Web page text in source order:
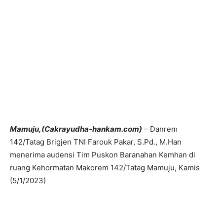
Mamuju,(Cakrayudha-hankam.com) – Danrem
142/Tatag Brigjen TNI Farouk Pakar, S.Pd., M.Han
menerima audensi Tim Puskon Baranahan Kemhan di
ruang Kehormatan Makorem 142/Tatag Mamuju, Kamis
(5/1/2023)